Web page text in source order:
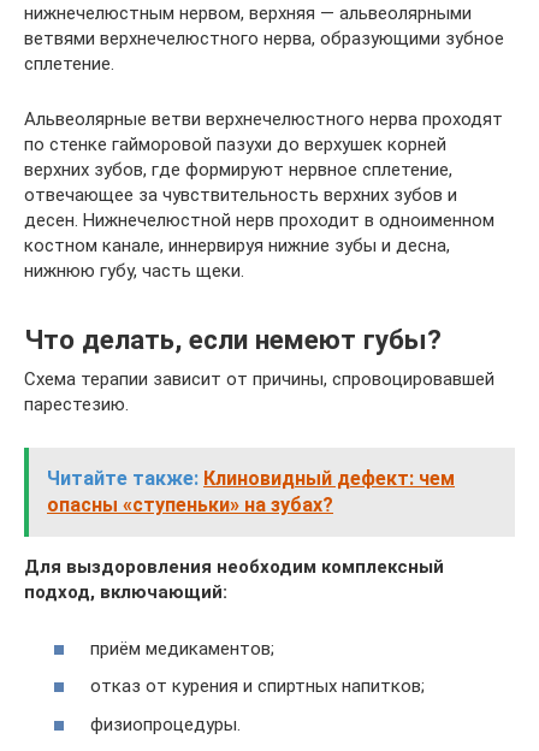
нижнечелюстным нервом, верхняя — альвеолярными
ветвями верхнечелюстного нерва, образующими зубное
сплетение.
Альвеолярные ветви верхнечелюстного нерва проходят
по стенке гайморовой пазухи до верхушек корней
верхних зубов, где формируют нервное сплетение,
отвечающее за чувствительность верхних зубов и
десен. Нижнечелюстной нерв проходит в одноименном
костном канале, иннервируя нижние зубы и десна,
нижнюю губу, часть щеки.
Что делать, если немеют губы?
Схема терапии зависит от причины, спровоцировавшей
парестезию.
Читайте также: Клиновидный дефект: чем
опасны «ступеньки» на зубах?
Для выздоровления необходим комплексный
подход, включающий:
приём медикаментов;
отказ от курения и спиртных напитков;
физиопроцедуры.